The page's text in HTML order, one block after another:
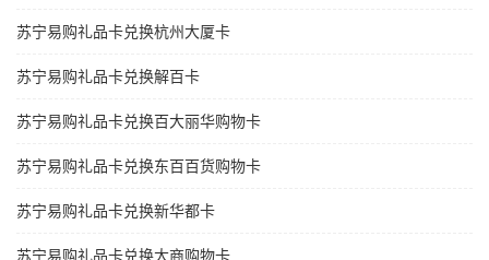
苏宁易购礼品卡兑换杭州大厦卡
苏宁易购礼品卡兑换解百卡
苏宁易购礼品卡兑换百大丽华购物卡
苏宁易购礼品卡兑换东百百货购物卡
苏宁易购礼品卡兑换新华都卡
苏宁易购礼品卡兑换大商购物卡